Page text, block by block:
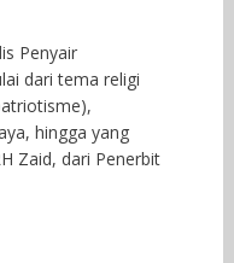
Penyair
dari tema religi
hingga yang
Zaid, dari Penerbit